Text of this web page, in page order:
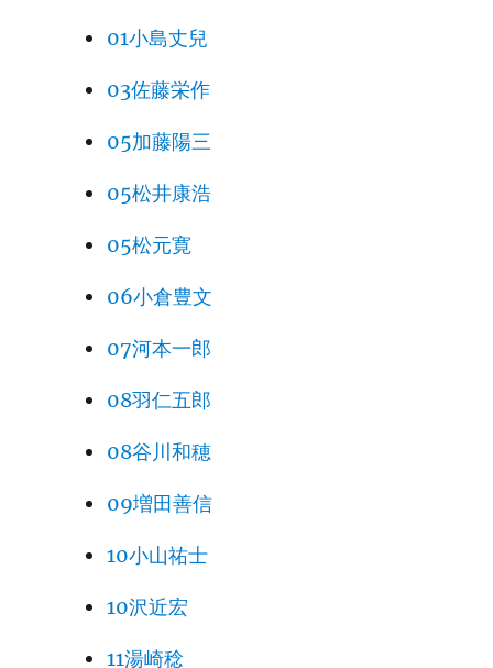
01小島丈兒
03佐藤栄作
05加藤陽三
05松井康浩
05松元寛
06小倉豊文
07河本一郎
08羽仁五郎
08谷川和穂
09増田善信
10小山祐士
10沢近宏
11湯崎稔